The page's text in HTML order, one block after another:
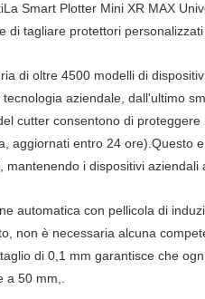
Smart Plotter Mini XR MAX
di tagliare protettori
di oltre 4500 modelli di
aziendale, dall'ultimo
cutter consentono di
aggiornati entro 24 ore).Questo
mantenendo i dispositivi
automatica con pellicola di
non è necessaria alcuna
di 0,1 mm garantisce che
a 50 mm,.